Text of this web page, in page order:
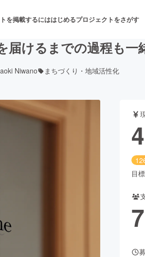
を掲載するにははじめるプロジェクトをさがす
舞台・パフォーマ
ビューティー・ヘ
けるまでの過程も一
Niwano まちづくり・地域活性化
目